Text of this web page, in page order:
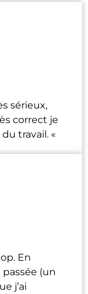
sérieux,
correct je
travail. «
En
(un
j’ai